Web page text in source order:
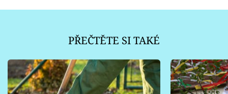
Témata
Zahrada
Design
PŘEČTĚTE SI TAKÉ